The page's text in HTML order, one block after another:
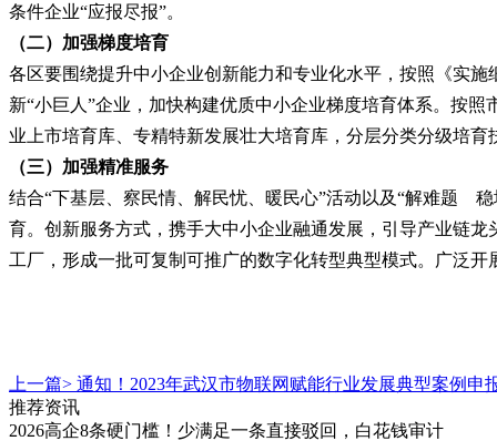
条件企业“应报尽报”。
（二）加强梯度培育
各区要围绕提升中小企业创新能力和专业化水平，按照《实
新“小巨人”企业，加快构建优质中小企业梯度培育体系。按
业上市培育库、专精特新发展壮大培育库，分层分类分级培
（三）加强精准服务
结合“下基层、察民情、解民忧、暖民心”活动以及“解难题
育。创新服务方式，携手大中小企业融通发展，引导产业链
工厂，形成一批可复制可推广的数字化转型典型模式。广泛
上一篇> 通知！2023年武汉市物联网赋能行业发展典型案例申
推荐资讯
2026高企8条硬门槛！少满足一条直接驳回，白花钱审计